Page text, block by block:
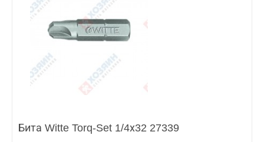
Бита Witte Torq-Set 1/4х32 27339